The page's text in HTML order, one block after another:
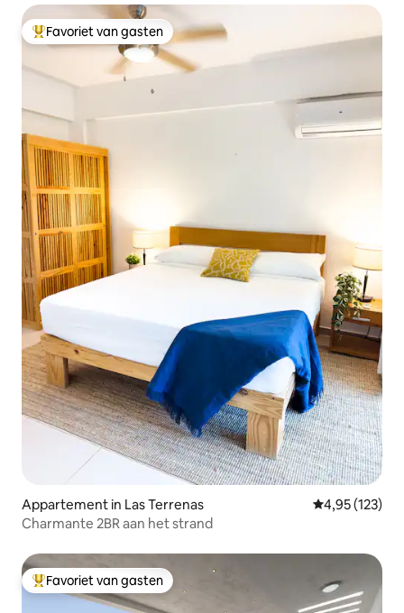
Topfavoriet van gasten
Favoriet van gasten
Appartement in Las Terrenas Gemiddelde
4,95 (123)
Charmante 2BR aan het strand
Topfavoriet van gasten
Favoriet van gasten